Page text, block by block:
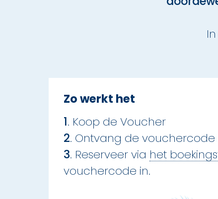
Zo werkt het
1. Koop de Voucher
2. Ontvang de vouchercode
3. Reserveer via het
vouchercode in.